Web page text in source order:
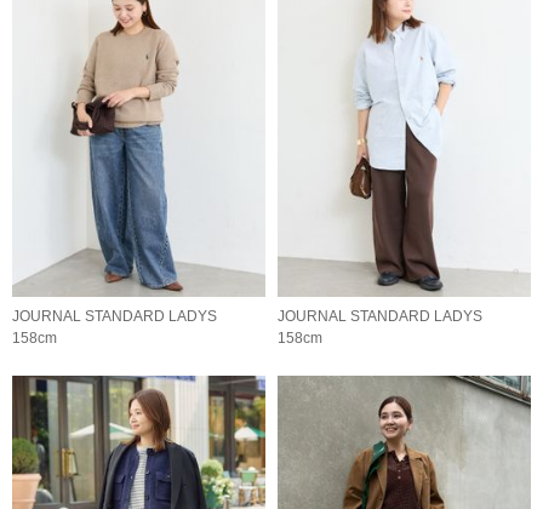
JOURNAL STANDARD LADYS
158cm
JOURNAL STANDARD LADYS
158cm